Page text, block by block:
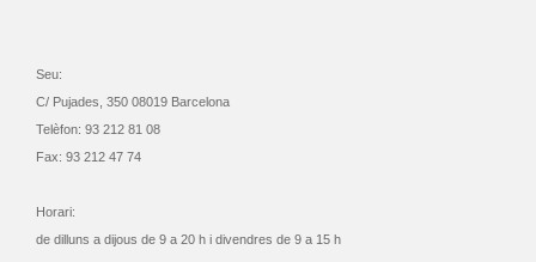
Seu:
C/ Pujades, 350 08019 Barcelona
Telèfon: 93 212 81 08
Fax: 93 212 47 74
Horari:
de dilluns a dijous de 9 a 20 h i divendres de 9 a 15 h